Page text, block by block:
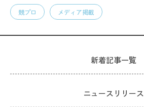
競プロ メディア掲載
新着記事一覧
ニュースリリース